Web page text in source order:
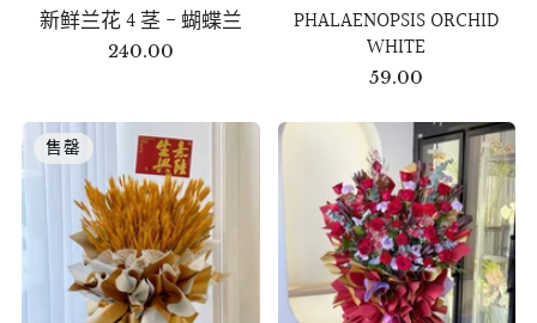
新鲜兰花 4 茎 - 蝴蝶兰
240.00
PHALAENOPSIS ORCHID
WHITE
59.00
售罄